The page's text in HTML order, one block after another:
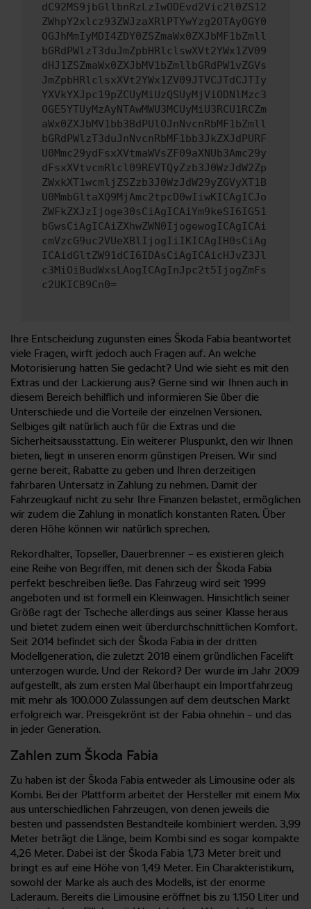
dC92MS9jbGllbnRzLzIwODEvd2Vic2l0ZS12
ZWhpY2xlcz93ZWJzaXRlPTYwYzg2OTAyOGY0
OGJhMmIyMDI4ZDY0ZSZmaWx0ZXJbMF1bZmll
bGRdPWlzT3duJmZpbHRlclswXVt2YWx1ZV09
dHJ1ZSZmaWx0ZXJbMV1bZmllbGRdPW1vZGVs
JmZpbHRlclsxXVt2YWx1ZV09JTVCJTdCJTIy
YXVkYXJpc19pZCUyMiUzQSUyMjViODNlMzc3
OGE5YTUyMzAyNTAwMWU3MCUyMiU3RCU1RCZm
aWx0ZXJbMV1bb3BdPUlOJnNvcnRbMF1bZmll
bGRdPWlzT3duJnNvcnRbMF1bb3JkZXJdPURF
U0Mmc29ydFsxXVtmaWVsZF09aXNUb3Amc29y
dFsxXVtvcmRlcl09REVTQyZzb3J0WzJdW2Zp
ZWxkXT1wcmljZSZzb3J0WzJdW29yZGVyXT1B
U0MmbGltaXQ9MjAmc2tpcD0wIiwKICAgICJo
ZWFkZXJzIjoge30sCiAgICAiYm9keSI6IG51
bGwsCiAgICAiZXhwZWN0IjogewogICAgICAi
cmVzcG9uc2VUeXBlIjogIiIKICAgIH0sCiAg
ICAidGltZW91dCI6IDAsCiAgICAicHJvZ3Jl
c3MiOiBudWxsLAogICAgInJpc2t5IjogZmFs
c2UKICB9Cn0=
Ihre Entscheidung zugunsten eines Škoda Fabia beantwortet
viele Fragen, wirft jedoch auch Fragen auf. An welche
Motorisierung hatten Sie gedacht? Und wie sieht es mit den
Extras und der Lackierung aus? Gerne sind wir Ihnen auch in
diesem Bereich behilflich und informieren Sie über die
Unterschiede und die Vorteile der einzelnen Versionen.
Selbiges gilt natürlich auch für die Extras und die
Sicherheitsausstattung. Ein weiterer Pluspunkt, den wir Ihnen
bieten, liegt in unseren enorm günstigen Preisen. Wir sind
gerne bereit, Rabatte zu geben und Ihren derzeitigen
fahrbaren Untersatz in Zahlung zu nehmen. Damit der
Fahrzeugkauf nicht zu sehr Ihre Finanzen belastet, ermöglichen
wir zudem die Zahlung in monatlich konstanten Raten. Über
deren Höhe können wir natürlich sprechen.
Rekordhalter, Topseller, Dauerbrenner – es existieren gleich
eine Reihe von Begriffen, mit denen sich der Škoda Fabia
perfekt beschreiben ließe. Das Fahrzeug wird seit 1999
angeboten und ist formell ein Kleinwagen. Hinsichtlich seiner
Größe ragt der Tscheche allerdings aus seiner Klasse heraus
und bietet zudem einen weit überdurchschnittlichen Komfort.
Seit 2014 befindet sich der Škoda Fabia in der dritten
Modellgeneration, die zuletzt 2018 einem gründlichen Facelift
unterzogen wurde. Und der Rekord? Der wurde im Jahr 2009
aufgestellt, als zum ersten Mal überhaupt ein Importfahrzeug
mit mehr als 100.000 Zulassungen auf dem deutschen Markt
erfolgreich war. Preisgekrönt ist der Fabia ohnehin – und das
in jeder Generation.
Zahlen zum Škoda Fabia
Zu haben ist der Škoda Fabia entweder als Limousine oder als
Kombi. Bei der Plattform arbeitet der Hersteller mit einem Mix
aus unterschiedlichen Fahrzeugen, von denen jeweils die
besten und passendsten Bestandteile kombiniert werden. 3,99
Meter beträgt die Länge, beim Kombi sind es sogar kompakte
4,26 Meter. Dabei ist der Škoda Fabia 1,73 Meter breit und
bringt es auf eine Höhe von 1,49 Meter. Ein Charakteristikum,
sowohl der Marke als auch des Modells, ist der enorme
Laderaum. Bereits die Limousine eröffnet bis zu 1.150 Liter und